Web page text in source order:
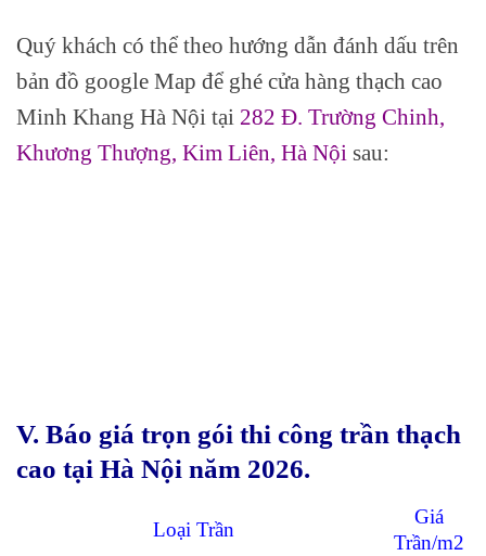
Quý khách có thể theo hướng dẫn đánh dấu trên
bản đồ google Map để ghé cửa hàng thạch cao
Minh Khang Hà Nội tại 282 Đ. Trường Chinh,
Khương Thượng, Kim Liên, Hà Nội sau:
V. Báo giá trọn gói thi công trần thạch
cao tại Hà Nội năm 2026.
Loại Trần
Giá
Trần/m2